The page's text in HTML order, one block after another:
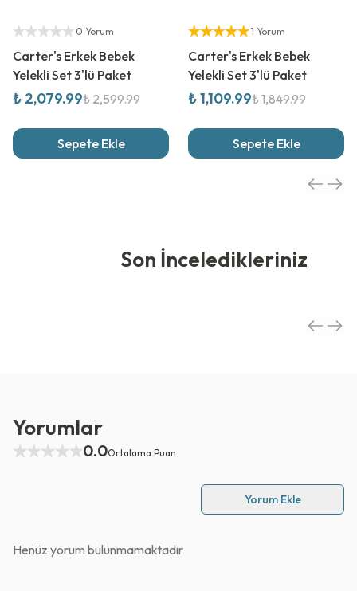
Yetkili Satıcı
0 Yorum
Carter's Erkek Bebek
Yelekli Set 3'lü Paket
₺ 2,079.99₺ 2,599.99
Sepete Ekle
Yetkili Satıcı
1 Yorum
Carter's Erkek Bebek
Yelekli Set 3'lü Paket
₺ 1,109.99₺ 1,849.99
Sepete Ekle
Son İnceledikleriniz
Yorumlar
0.0Ortalama Puan
Yorum Ekle
Henüz yorum bulunmamaktadır